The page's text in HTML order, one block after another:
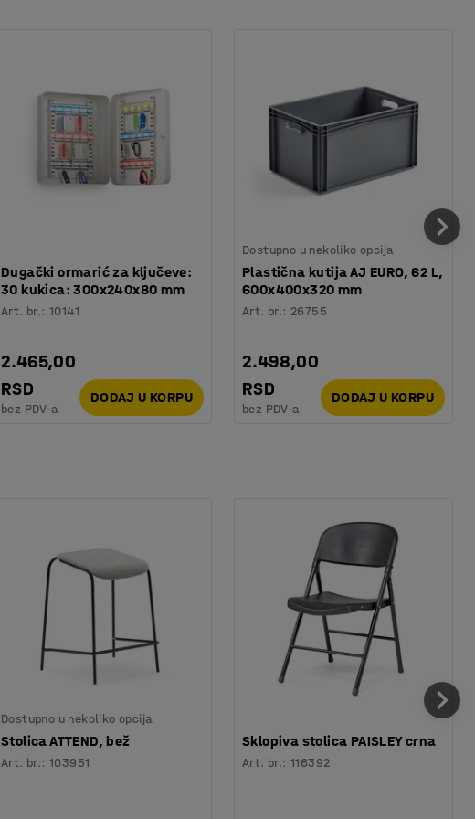
Dugački ormarić za ključeve:
30 kukica: 300x240x80 mm
Art. br.:10141
2.465,00
RSD
bez PDV-a
DODAJ U KORPU
Dostupno u nekoliko opcija
Plastična kutija AJ EURO, 62 L,
600x400x320 mm
Art. br.: 26755
2.498,00
RSD
bez PDV-a
DODAJ U KORPU
Dostupno u nekoliko opcija
Stolica ATTEND, bež
Art. br.:103951
Sklopiva stolica PAISLEY crna
Art. br.:116392